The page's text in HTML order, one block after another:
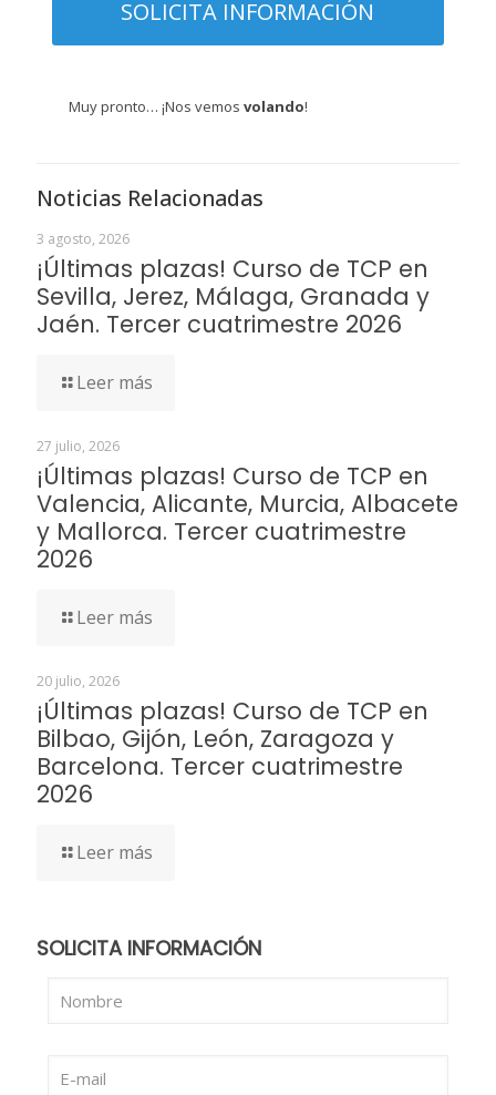
Muy pronto… ¡Nos vemos volando!
Noticias Relacionadas
3 agosto, 2026
¡Últimas plazas! Curso de TCP en
Sevilla, Jerez, Málaga, Granada y
Jaén. Tercer cuatrimestre 2026
Leer más
27 julio, 2026
¡Últimas plazas! Curso de TCP en
Valencia, Alicante, Murcia, Albacete
y Mallorca. Tercer cuatrimestre
2026
Leer más
20 julio, 2026
¡Últimas plazas! Curso de TCP en
Bilbao, Gijón, León, Zaragoza y
Barcelona. Tercer cuatrimestre
2026
Leer más
SOLICITA INFORMACIÓN